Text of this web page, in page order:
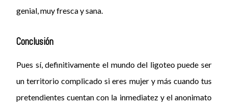
genial, muy fresca y sana.
Conclusión
Pues sí, definitivamente el mundo del ligoteo puede ser
un territorio complicado si eres mujer y más cuando tus
pretendientes cuentan con la inmediatez y el anonimato